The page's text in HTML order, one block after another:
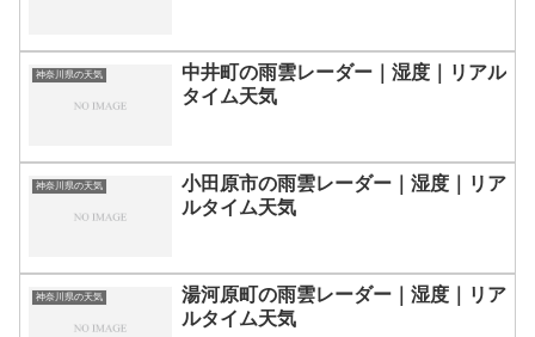
神奈川県の天気
中井町の雨雲レーダー｜湿度｜リアル
タイム天気
神奈川県の天気
小田原市の雨雲レーダー｜湿度｜リア
ルタイム天気
神奈川県の天気
湯河原町の雨雲レーダー｜湿度｜リア
ルタイム天気